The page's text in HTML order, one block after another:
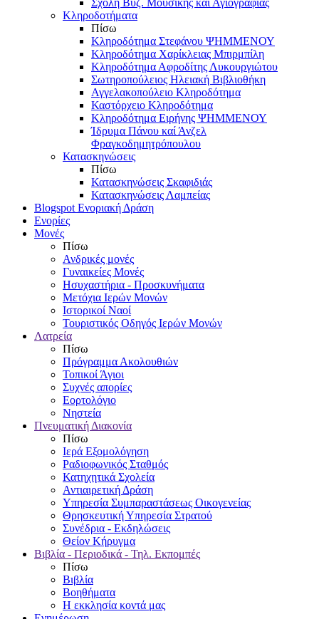
Κληροδοτήματα
Πίσω
Κληροδότημα Στεφάνου ΨΗΜΜΕΝΟΥ
Κληροδότημα Χαρίκλειας Μπιρμπίλη
Κληροδότημα Αφροδίτης Λυκουργιώτου
Σωτηροπούλειος Ηλειακή Βιβλιοθήκη
Αγγελακοπούλειο Κληροδότημα
Καστόρχειο Κληροδότημα
Κληροδότημα Ειρήνης ΨΗΜΜΕΝΟΥ
Ίδρυμα Πάνου καί Άνζελ
Φραγκοδημητρόπουλου
Κατασκηνώσεις
Πίσω
Κατασκηνώσεις Σκαφιδιάς
Κατασκηνώσεις Λαμπείας
Blogspot Ενοριακή Δράση
Ενορίες
Μονές
Πίσω
Ανδρικές μονές
Γυναικείες Μονές
Ησυχαστήρια - Προσκυνήματα
Μετόχια Ιερών Μονών
Ιστορικοί Ναοί
Τουριστικός Οδηγός Ιερών Μονών
Λατρεία
Πίσω
Πρόγραμμα Ακολουθιών
Τοπικοί Άγιοι
Συχνές απορίες
Εορτολόγιο
Νηστεία
Πνευματική Διακονία
Πίσω
Ιερά Εξομολόγηση
Ραδιοφωνικός Σταθμός
Κατηχητικά Σχολεία
Αντιαιρετική Δράση
Υπηρεσία Συμπαραστάσεως Οικογενείας
Θρησκευτική Υπηρεσία Στρατού
Συνέδρια - Εκδηλώσεις
Θείον Κήρυγμα
Βιβλία - Περιοδικά - Τηλ. Εκπομπές
Πίσω
Βιβλία
Βοηθήματα
Η εκκλησία κοντά μας